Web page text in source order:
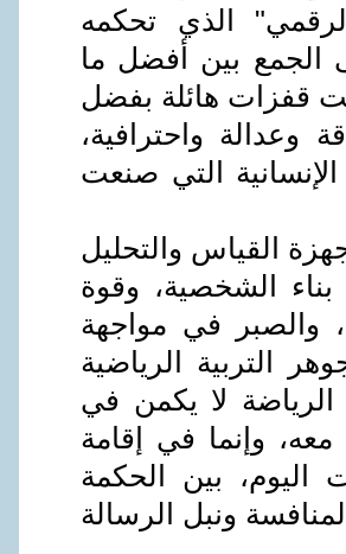
الذي تحكمه
الجمع بين أفضل ما
قفزات هائلة بفضل
وعدالة واحترافية،
التي صنعت
القياس والتحليل
بناء الشخصية، وقوة
والصبر في مواجهة
التربية الرياضية
لا يكمن في
وإنما في إقامة
اليوم، بين الحكمة
ونبل الرسالة